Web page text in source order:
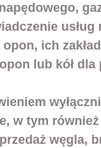
usług
ich
lub kół dla
w tym
węgla,